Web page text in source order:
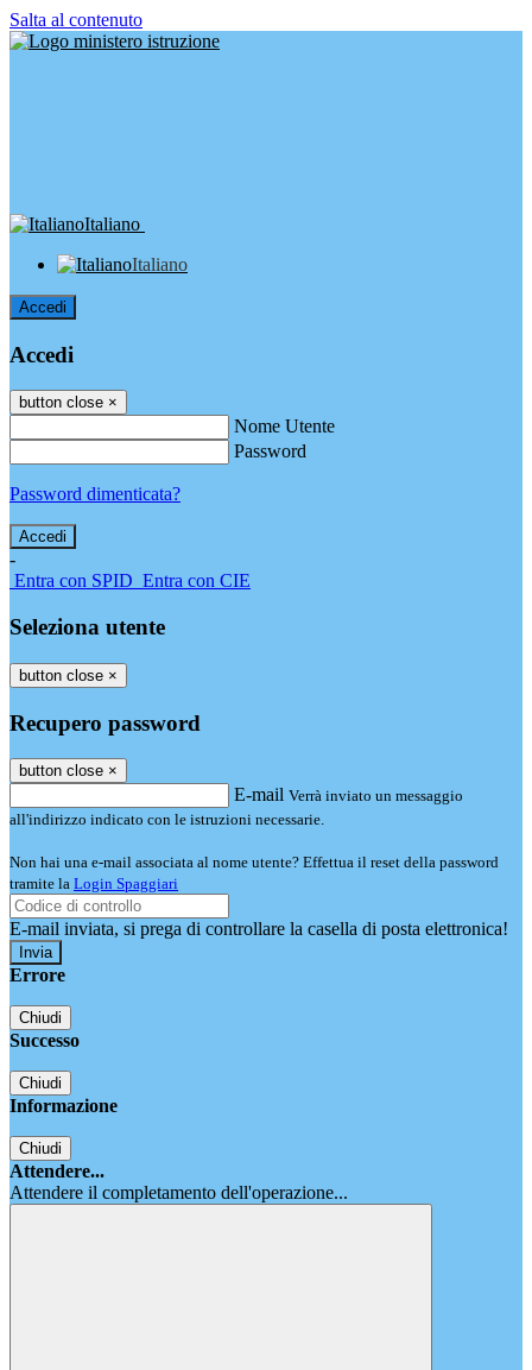
Salta al contenuto
Italiano
Italiano
Accedi
Accedi
button close ×
Nome Utente
Password
Password dimenticata?
-
Entra con SPID Entra con CIE
Seleziona utente
button close ×
Recupero password
button close ×
E-mail Verrà inviato un messaggio
all'indirizzo indicato con le istruzioni necessarie.
Non hai una e-mail associata al nome utente? Effettua il reset della password
tramite la Login Spaggiari
E-mail inviata, si prega di controllare la casella di posta elettronica!
Errore
Chiudi
Successo
Chiudi
Informazione
Chiudi
Attendere...
Attendere il completamento dell'operazione...